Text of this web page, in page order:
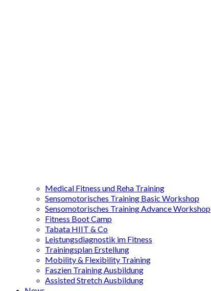
Medical Fitness und Reha Training
Sensomotorisches Training Basic Workshop
Sensomotorisches Training Advance Workshop
Fitness Boot Camp
Tabata HIIT & Co
Leistungsdiagnostik im Fitness
Trainingsplan Erstellung
Mobility & Flexibility Training
Faszien Training Ausbildung
Assisted Stretch Ausbildung